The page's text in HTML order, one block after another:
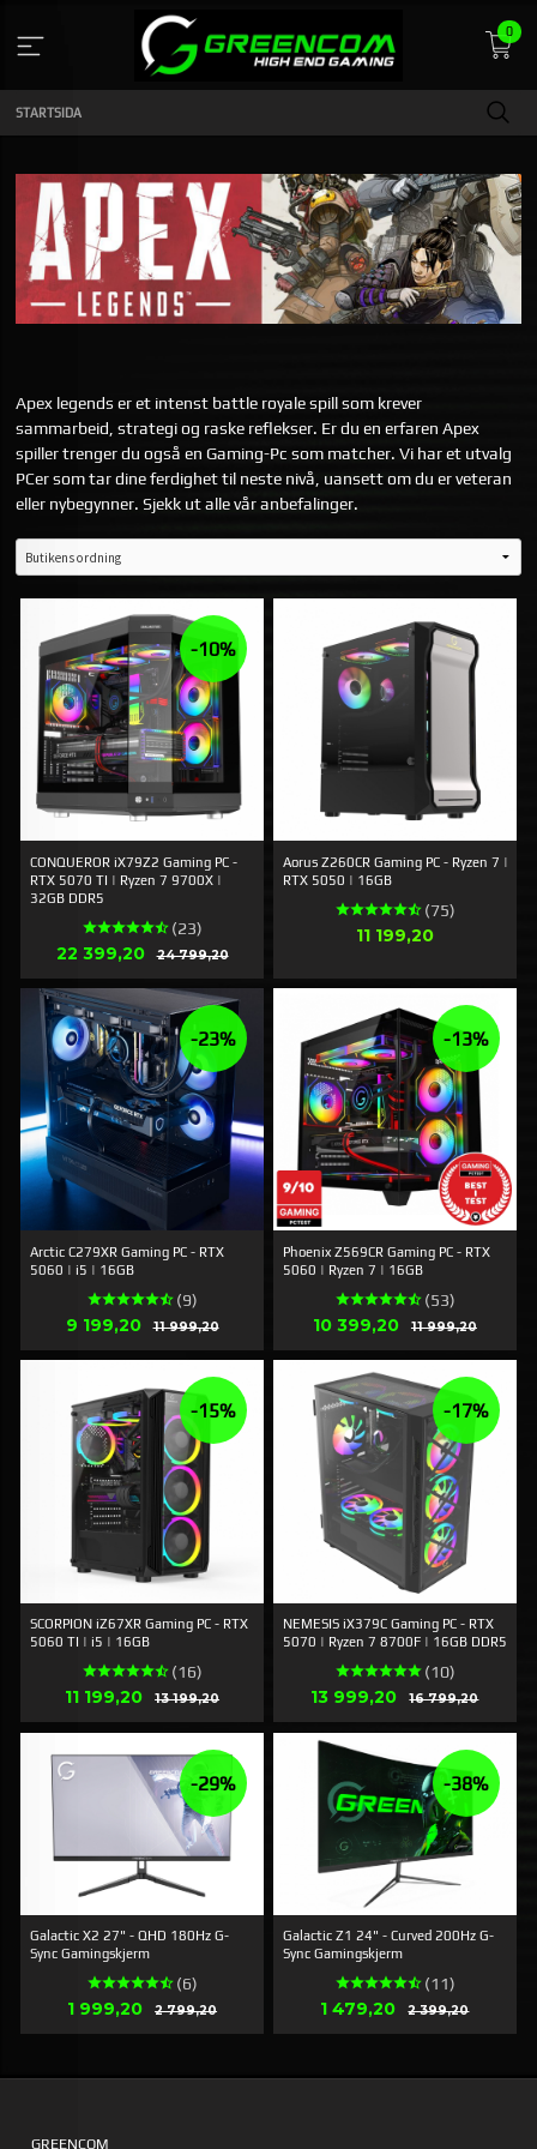
innehåll
0
STARTSIDA
Apex legends er et intenst battle royale spill som krever
sammarbeid, strategi og raske reflekser. Er du en erfaren Apex
spiller trenger du også en Gaming-Pc som matcher. Vi har et utvalg
PCer som tar dine ferdighet til neste nivå, uansett om du er veteran
eller nybegynner. Sjekk ut alle vår anbefalinger.
CONQUEROR iX79Z2 Gaming PC -
RTX 5070 TI | Ryzen 7 9700X |
32GB DDR5
(23)
Erbjudande
22 399,20 24 799,20Rabatt
-10%
Aorus Z260CR Gaming PC - Ryzen 7 |
RTX 5050 | 16GB
(75)
Pris
11 199,20
Arctic C279XR Gaming PC - RTX
5060 | i5 | 16GB
(9)
Erbjudande
9 199,20 11 999,20Rabatt
-23%
Phoenix Z569CR Gaming PC - RTX
5060 | Ryzen 7 | 16GB
(53)
Erbjudande
10 399,20 11 999,20Rabatt
-13%
SCORPION iZ67XR Gaming PC - RTX
5060 TI | i5 | 16GB
(16)
Erbjudande
11 199,20 13 199,20Rabatt
-15%
NEMESIS iX379C Gaming PC - RTX
5070 | Ryzen 7 8700F | 16GB DDR5
(10)
Erbjudande
13 999,20 16 799,20Rabatt
-17%
Galactic X2 27" - QHD 180Hz G-
Sync Gamingskjerm
(6)
Erbjudande
1 999,20 2 799,20Rabatt
-29%
Galactic Z1 24" - Curved 200Hz G-
Sync Gamingskjerm
(11)
Erbjudande
1 479,20 2 399,20Rabatt
-38%
GREENCOM